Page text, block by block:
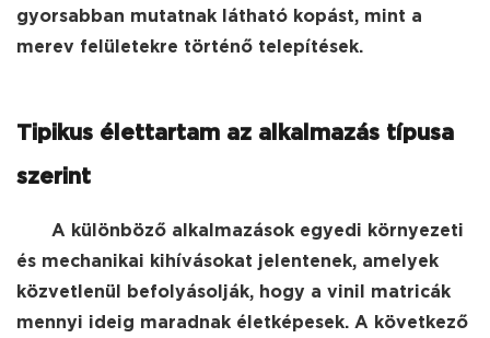
gyorsabban mutatnak látható kopást, mint a
merev felületekre történő telepítések.
Tipikus élettartam az alkalmazás típusa
szerint
A különböző alkalmazások egyedi környezeti
és mechanikai kihívásokat jelentenek, amelyek
közvetlenül befolyásolják, hogy a vinil matricák
mennyi ideig maradnak életképesek. A következő